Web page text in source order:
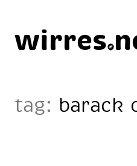
wirres
tag: barack